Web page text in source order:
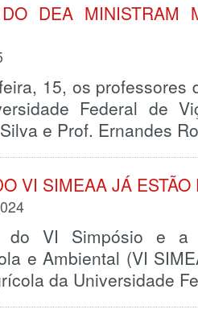
DO DEA
15, os professores
Federal de
e Prof. Ernandes
VI SIMEAA JÁ
do VI Simpósio e a
e Ambiental (VI
da Universidade